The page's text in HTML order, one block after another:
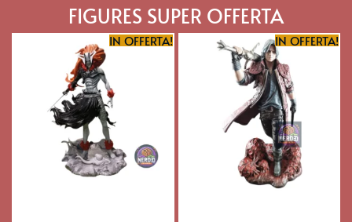
FIGURES SUPER OFFERTA
IN OFFERTA! IN OFFERTA!